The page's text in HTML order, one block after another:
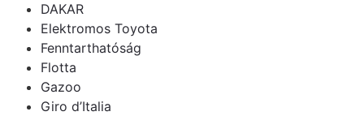
DAKAR
Elektromos Toyota
Fenntarthatóság
Flotta
Gazoo
Giro d’Italia